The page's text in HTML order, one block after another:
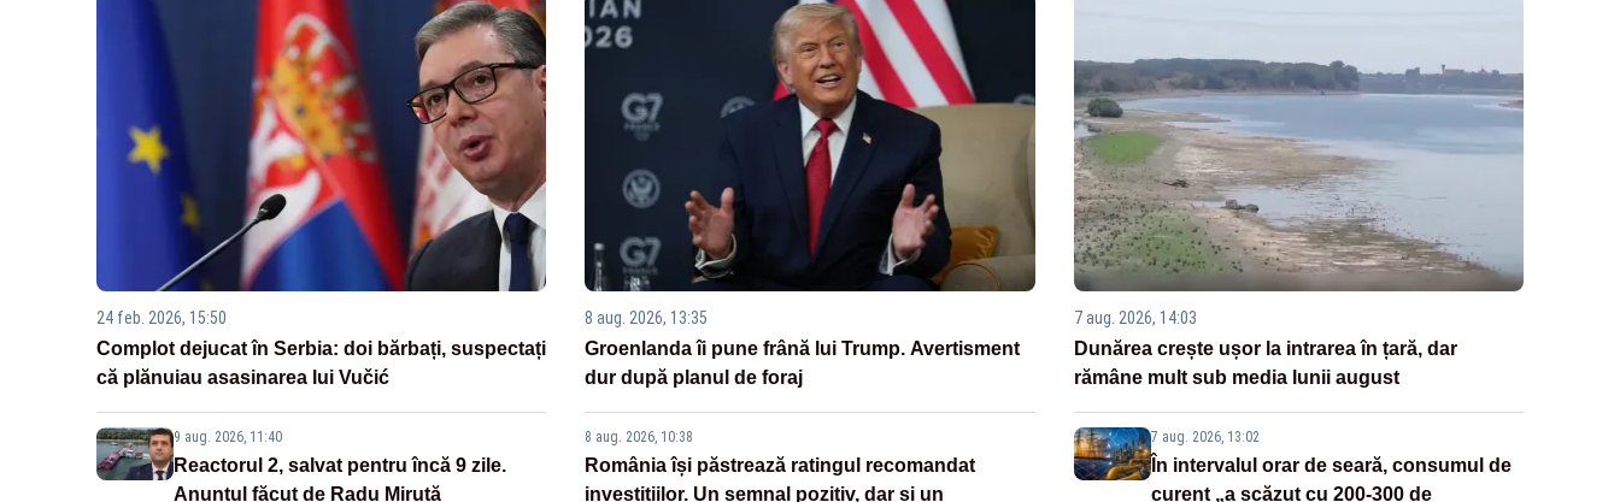
24 feb. 2026, 15:50
Complot dejucat în Serbia: doi bărbați, suspectați
că plănuiau asasinarea lui Vučić
9 aug. 2026, 11:40
Reactorul 2, salvat pentru încă 9 zile.
Anunțul făcut de Radu Miruță
8 aug. 2026, 13:35
Groenlanda îi pune frână lui Trump. Avertisment
dur după planul de foraj
8 aug. 2026, 10:38
România își păstrează ratingul recomandat
investițiilor. Un semnal pozitiv, dar și un
7 aug. 2026, 14:03
Dunărea crește ușor la intrarea în țară, dar
rămâne mult sub media lunii august
7 aug. 2026, 13:02
În intervalul orar de seară, consumul de
curent „a scăzut cu 200-300 de